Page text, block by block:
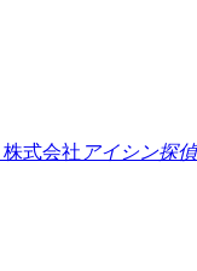
株式会社 アイシン探